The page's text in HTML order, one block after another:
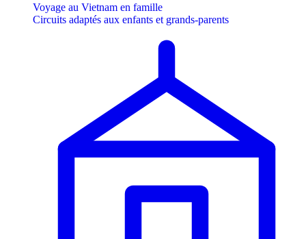
Voyage au Vietnam en famille
Circuits adaptés aux enfants et grands-parents